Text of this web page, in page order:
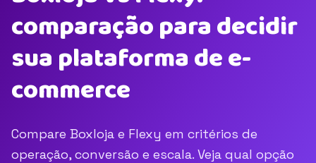
comparação para decidir
sua plataforma de e-
commerce
Compare Boxloja e Flexy em critérios de
operação, conversão e escala. Veja qual opção